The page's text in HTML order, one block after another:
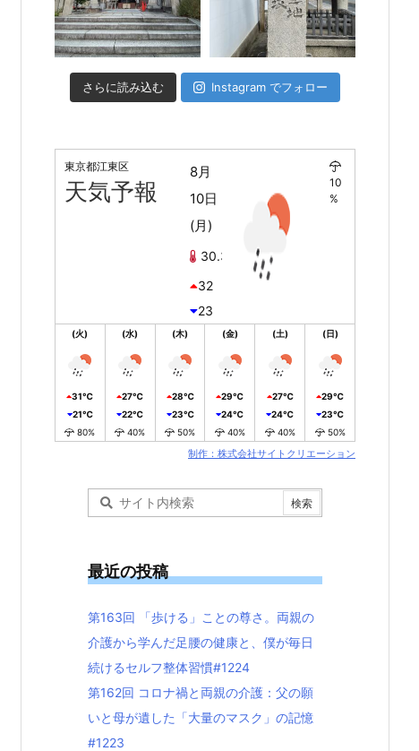
さらに読み込む Instagram でフォロー
東京都江東区
天気予報
8月
10日
(月)
30.3℃
32
23
10
%
(火)
31℃
21℃
80%
(水)
27℃
22℃
40%
(木)
28℃
23℃
50%
(金)
29℃
24℃
40%
(土)
27℃
24℃
40%
(日)
29℃
23℃
50%
制作：株式会社サイトクリエーション
最近の投稿
第163回 「歩ける」ことの尊さ。両親の
介護から学んだ足腰の健康と、僕が毎日
続けるセルフ整体習慣#1224
第162回 コロナ禍と両親の介護：父の願
いと母が遺した「大量のマスク」の記憶
#1223